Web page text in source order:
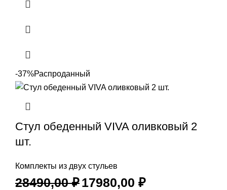
-37%Распроданный
Стул обеденный VIVA оливковый 2
шт.
Комплекты из двух стульев
28490,00₽17980,00 ₽